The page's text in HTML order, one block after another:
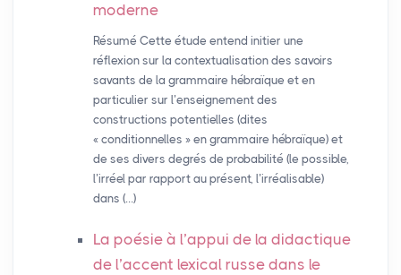
moderne
Résumé Cette étude entend initier une
réflexion sur la contextualisation des savoirs
savants de la grammaire hébraïque et en
particulier sur l’enseignement des
constructions potentielles (dites
« conditionnelles » en grammaire hébraïque) et
de ses divers degrés de probabilité (le possible,
l’irréel par rapport au présent, l’irréalisable)
dans (…)
La poésie à l’appui de la didactique
de l’accent lexical russe dans le